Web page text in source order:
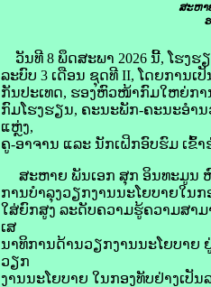
ສະຫາ
ວັນທີ 8 ພຶດສະພາ 2026 ນີ້, ໂຮງ
ລະບົບ 3 ເດືອນ ຊຸດທີ II, ໂດຍການ
ກັນປະເທດ, ຮອງຫົວໜ້າກົມໃຫຍ່ກາ
ກົມໂຮງຮຽນ, ຄະນະພັກ-ຄະນະອຳ
ແຫຼ່ງ,
ຄູ-ອາຈານ ແລະ ນັກເຝິກອົບຮົມ ເຂົ້າ
ສະຫາຍ ພັນເອກ ສຸກ ອິນທະມູນ ຫົ
ການບຳລຸງວຽກງານນະໂຍບາຍໃນກ
ໃສ່ຍົກສູງ ລະດັບຄວາມຮູ້ຄວາມສາ
ເສ
ນາທິການດ້ານວຽກງານນະໂຍບາ
ວຽກ
ງານນະໂຍບາຍ ໃນກອງທັບຢ່າງເປັ